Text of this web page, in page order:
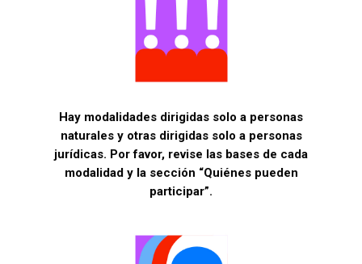
Hay modalidades dirigidas solo a personas
naturales y otras dirigidas solo a personas
jurídicas. Por favor, revise las bases de cada
modalidad y la sección “Quiénes pueden
participar”.